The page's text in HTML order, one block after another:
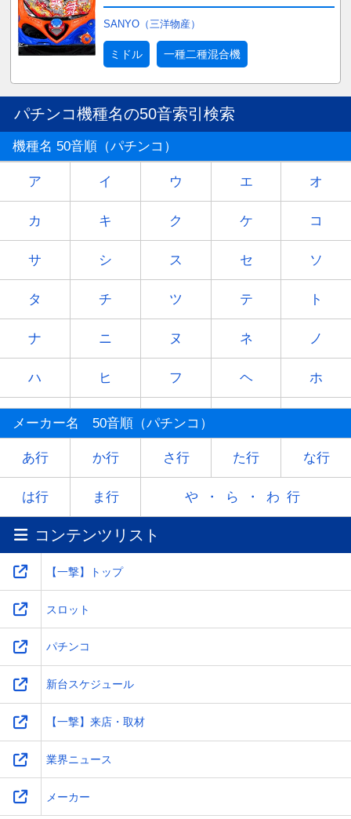
SANYO（三洋物産）
ミドル 一種二種混合機
パチンコ機種名の50音索引検索
機種名 50音順（パチンコ）
ア イ ウ エ オ
カ キ ク ケ コ
サ シ ス セ ソ
タ チ ツ テ ト
ナ ニ ヌ ネ ノ
ハ ヒ フ ヘ ホ
マ ミ ム
ヤ - ユ - ヨ
ラ リ レ
ワ -
メーカー名 50音順（パチンコ）
あ行 か行 さ行 た行 な行
は行 ま行 や・ら・わ行
コンテンツリスト
【一撃】トップ
スロット
パチンコ
新台スケジュール
【一撃】来店・取材
業界ニュース
メーカー